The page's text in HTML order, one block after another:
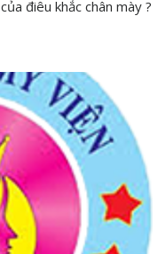
điêu khắc chân mày ?